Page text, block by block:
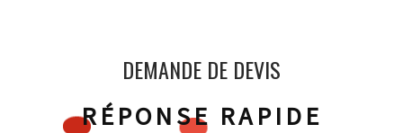
DEMANDE DE DEVIS
RÉPONSE RAPIDE